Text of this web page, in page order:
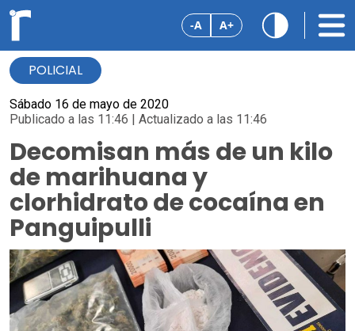
-A A+
POLICIAL
Sábado 16 de mayo de 2020
Publicado a las 11:46 | Actualizado a las 11:46
Decomisan más de un kilo
de marihuana y
clorhidrato de cocaína en
Panguipulli